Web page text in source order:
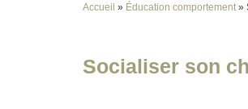
Accueil » Éducation comportement »
Socialiser son